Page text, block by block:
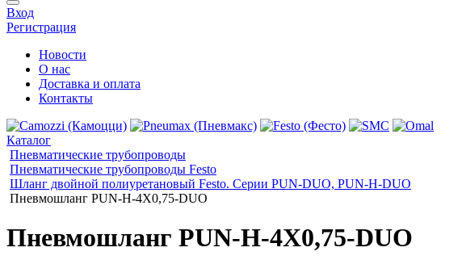
Вход
Регистрация
Новости
О нас
Доставка и оплата
Контакты
Каталог
Пневматические трубопроводы
Пневматические трубопроводы Festo
Шланг двойной полиуретановый Festo. Серии PUN-DUO, PUN-H-DUO
Пневмошланг PUN-H-4X0,75-DUO
Пневмошланг PUN-H-4X0,75-DUO